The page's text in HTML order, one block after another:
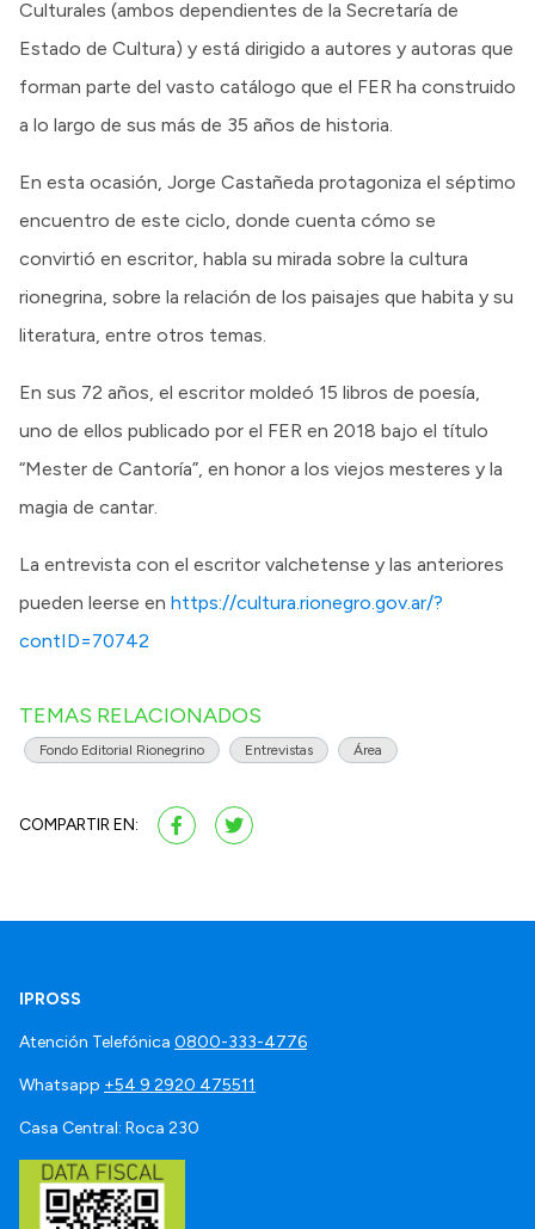
Culturales (ambos dependientes de la Secretaría de
Estado de Cultura) y está dirigido a autores y autoras que
forman parte del vasto catálogo que el FER ha construido
a lo largo de sus más de 35 años de historia.
En esta ocasión, Jorge Castañeda protagoniza el séptimo
encuentro de este ciclo, donde cuenta cómo se
convirtió en escritor, habla su mirada sobre la cultura
rionegrina, sobre la relación de los paisajes que habita y su
literatura, entre otros temas.
En sus 72 años, el escritor moldeó 15 libros de poesía,
uno de ellos publicado por el FER en 2018 bajo el título
“Mester de Cantoría”, en honor a los viejos mesteres y la
magia de cantar.
La entrevista con el escritor valchetense y las anteriores
pueden leerse en https://cultura.rionegro.gov.ar/?
contID=70742
TEMAS RELACIONADOS
Fondo Editorial Rionegrino Entrevistas Área
COMPARTIR EN:
IPROSS
Atención Telefónica 0800-333-4776
Whatsapp +54 9 2920 475511
Casa Central: Roca 230